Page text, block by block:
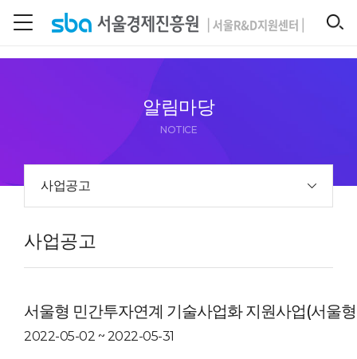
알림마당
NOTICE
사업공고
사업공고
서울형 민간투자연계 기술사업화 지원사업(서울
2022-05-02 ~ 2022-05-31